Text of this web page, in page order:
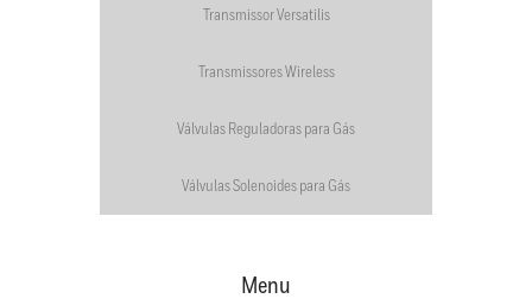
Transmissor Versatilis
Transmissores Wireless
Válvulas Reguladoras para Gás
Válvulas Solenoides para Gás
Menu